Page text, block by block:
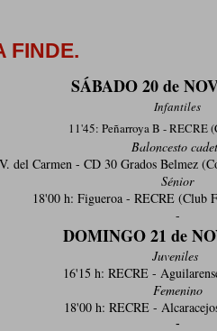
FINDE.
SÁBADO 20 de
Infantiles
11'45: Peñarroya B - RECRE
Baloncesto
del Carmen - CD 30 Grados Belmez
Sénior
18'00 h: Figueroa - RECRE (Club
-
DOMINGO 21 de
Juveniles
16'15 h: RECRE -
Femenino
18'00 h: RECRE -
-